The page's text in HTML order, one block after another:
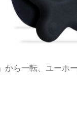
ら一転、ユーホ